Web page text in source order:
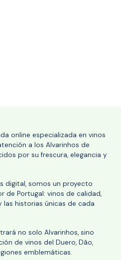
online especializada en vinos
a los Alvarinhos de
por su frescura, elegancia y
digital, somos un proyecto
de Portugal: vinos de calidad,
historias únicas de cada
no solo Alvarinhos, sino
de vinos del Duero, Dão,
emblemáticas.